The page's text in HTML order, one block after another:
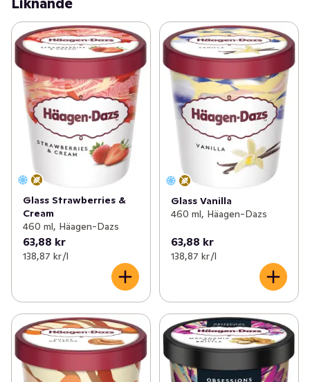
Liknande
Glass Strawberries &
Cream
460 ml, Häagen-Dazs
63,88 kr
138,87 kr /l
Glass Vanilla
460 ml, Häagen-Dazs
63,88 kr
138,87 kr /l